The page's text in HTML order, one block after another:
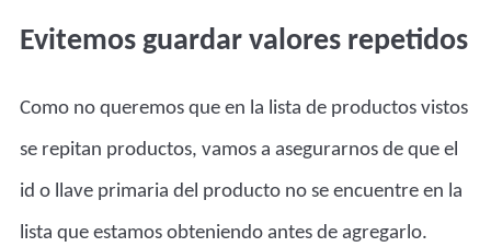
Evitemos guardar valores repetidos
Como no queremos que en la lista de productos vistos
se repitan productos, vamos a asegurarnos de que el
id o llave primaria del producto no se encuentre en la
lista que estamos obteniendo antes de agregarlo.